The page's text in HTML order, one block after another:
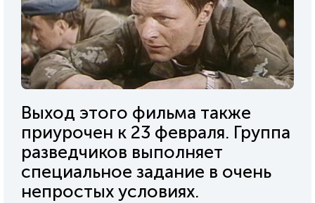
Выход этого фильма также
приурочен к 23 февраля. Группа
разведчиков выполняет
специальное задание в очень
непростых условиях.